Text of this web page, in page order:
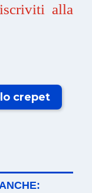
iscriviti alla
crepet